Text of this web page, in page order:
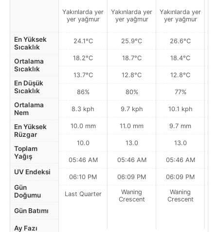
En Yüksek
Sıcaklık
Ortalama
Sıcaklık
En Düşük
Sıcaklık
Ortalama
Nem
En Yüksek
Rüzgar
Toplam
Yağış
UV Endeksi
Gün
Doğumu
Gün Batımı
Ay Fazı
Yakınlarda yer
yer yağmur
24.1°C
18.2°C
13.7°C
86%
8.3 kph
10.0 mm
10.0
05:46 AM
06:10 PM
Last Quarter
Yakınlarda yer
yer yağmur
25.9°C
18.7°C
12.8°C
80%
9.7 kph
11.0 mm
13.0
05:46 AM
06:09 PM
Waning
Crescent
Yakınlarda yer
yer yağmur
26.6°C
18.4°C
12.8°C
77%
10.1 kph
9.7 mm
13.0
05:46 AM
06:09 PM
Waning
Crescent